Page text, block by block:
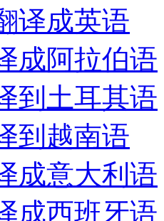
译成英语
成阿拉伯语
到土耳其语
到越南语
成意大利语
成西班牙语